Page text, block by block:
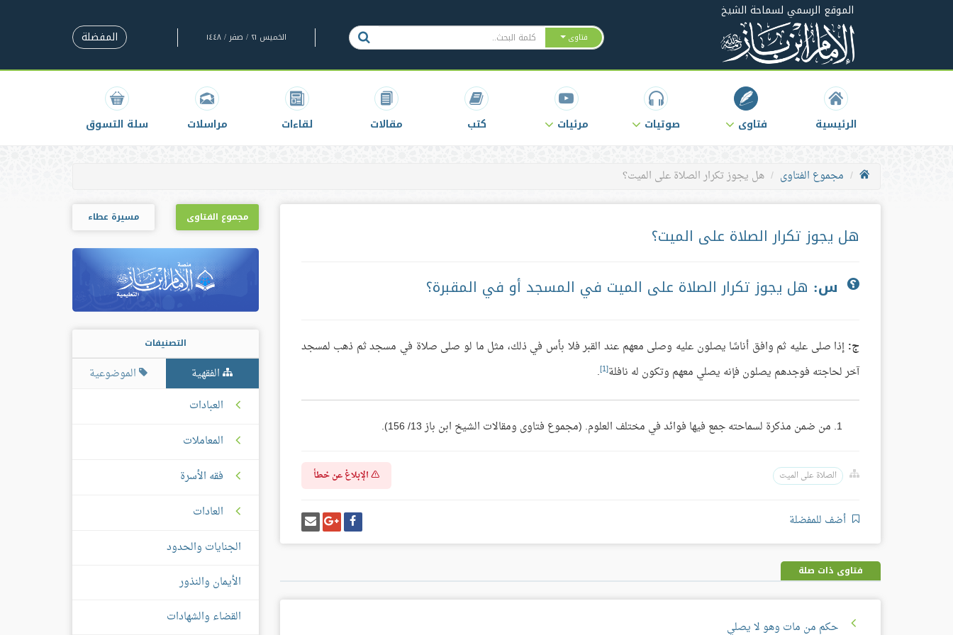
الموقع الرسمي لسماحة الشيخ
فتاوى الخميس ٢١ / صفر / ١٤٤٨ المفضلة
الرئيسية فتاوى صوتيات مرئيات كتب مقالات لقاءات مراسلات سلة التسوق
مجموع الفتاوى هل يجوز تكرار الصلاة على الميت؟
هل يجوز تكرار الصلاة على الميت؟
س: هل يجوز تكرار الصلاة على الميت في المسجد أو في المقبرة؟
ج: إذا صلى عليه ثم وافق أناسًا يصلون عليه وصلى معهم عند القبر فلا بأس في ذلك، مثل ما لو صلى صلاة في مسجد ثم ذهب لمسجد
آخر لحاجته فوجدهم يصلون فإنه يصلي معهم وتكون له نافلة[1]
.
من ضمن مذكرة لسماحته جمع فيها فوائد في مختلف العلوم. (مجموع فتاوى ومقالات الشيخ ابن باز 13/ 156).
الصلاة على الميت الإبلاغ عن خطأ
أضف للمفضلة شارك
على
فيسبوك
شارك
على
غوغل
بلس
إرسل
إيميل
فتاوى ذات صلة
حكم من مات وهو لا يصلي
مجموع الفتاوى مسيرة عطاء
التصنيفات
الفقهية
الموضوعية
العبادات
المعاملات
فقه الأسرة
العادات
الجنايات والحدود
الأيمان والنذور
القضاء والشهادات